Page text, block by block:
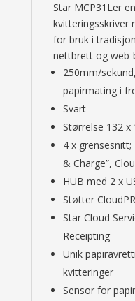
Star MCP31Ler
kvitteringsskriver
for bruk i
nettbrett og web-
250mm/
papirmating i
Svart
Størrelse 132 x
4 x grensesnitt;
& Charge”,
HUB med 2 x
Støtter
Star Cloud
Receipting
Unik
kvitteringer
Sensor for